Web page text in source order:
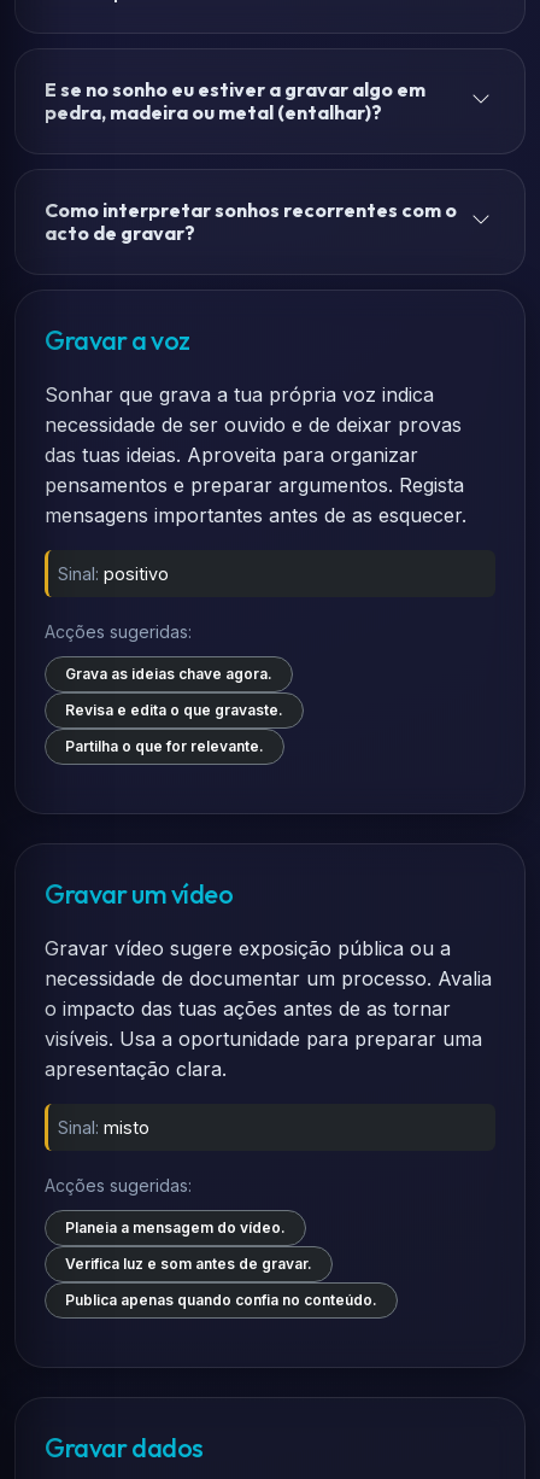
E se no sonho eu estiver a gravar algo em
pedra, madeira ou metal (entalhar)?
Como interpretar sonhos recorrentes com o
acto de gravar?
Gravar a voz
Sonhar que grava a tua própria voz indica
necessidade de ser ouvido e de deixar provas
das tuas ideias. Aproveita para organizar
pensamentos e preparar argumentos. Regista
mensagens importantes antes de as esquecer.
Sinal: positivo
Acções sugeridas:
Grava as ideias chave agora.
Revisa e edita o que gravaste.
Partilha o que for relevante.
Gravar um vídeo
Gravar vídeo sugere exposição pública ou a
necessidade de documentar um processo. Avalia
o impacto das tuas ações antes de as tornar
visíveis. Usa a oportunidade para preparar uma
apresentação clara.
Sinal: misto
Acções sugeridas:
Planeia a mensagem do vídeo.
Verifica luz e som antes de gravar.
Publica apenas quando confia no conteúdo.
Gravar dados